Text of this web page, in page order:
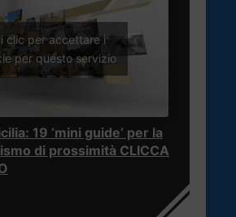
clic per accettare i
per questo servizio
19 ‘mini guide’ per la
di prossimità CLICCA